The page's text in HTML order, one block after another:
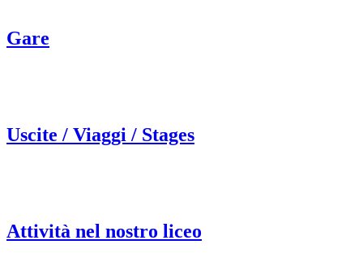
Gare
Uscite / Viaggi / Stages
Attività nel nostro liceo